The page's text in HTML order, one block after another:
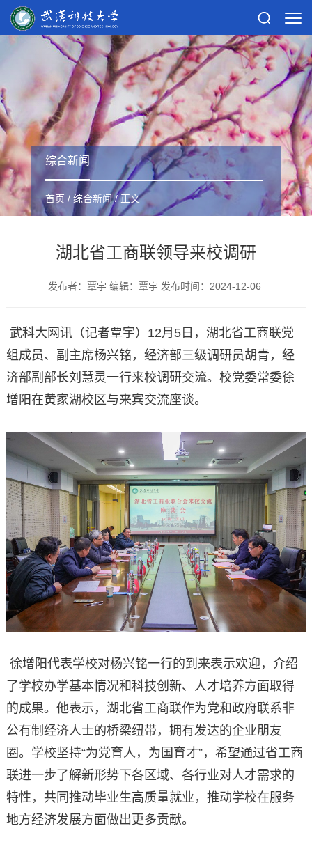
综合新闻
首页 / 综合新闻/ 正文
湖北省工商联领导来校调研
发布者：覃宇 编辑：覃宇 发布时间：2024-12-06
武科大网讯（记者覃宇）12月5日，湖北省工商联党
组成员、副主席杨兴铭，经济部三级调研员胡青，经
济部副部长刘慧灵一行来校调研交流。校党委常委徐
增阳在黄家湖校区与来宾交流座谈。
徐增阳代表学校对杨兴铭一行的到来表示欢迎，介绍
了学校办学基本情况和科技创新、人才培养方面取得
的成果。他表示，湖北省工商联作为党和政府联系非
公有制经济人士的桥梁纽带，拥有发达的企业朋友
圈。学校坚持“为党育人，为国育才”，希望通过省工商
联进一步了解新形势下各区域、各行业对人才需求的
特性，共同推动毕业生高质量就业，推动学校在服务
地方经济发展方面做出更多贡献。